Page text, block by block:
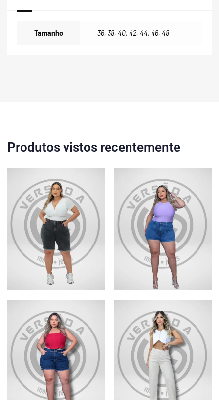
Tamanho 36, 38, 40, 42, 44, 46, 48
Produtos vistos recentemente